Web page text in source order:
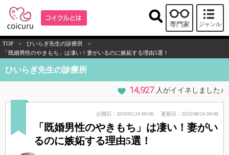
ジャンル
専門家
TOP > ひいらぎ先生の診療所
>
「既婚男性のやきもち」は凄い！妻がいるのに嫉妬する理由5選！
ひいらぎ先生の診療所
14,927 人がイイネしました♪
公開日：2019/01/24 09:00 更新日：2023/08/24 04:00
「既婚男性のやきもち」は凄い！妻がい
るのに嫉妬する理由5選！